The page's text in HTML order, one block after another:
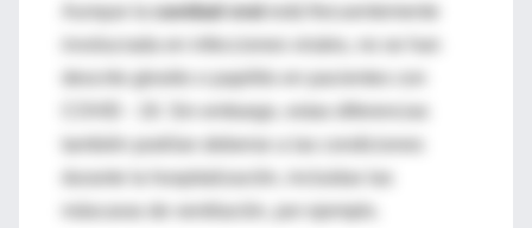
Aunque la cavidad oral
descrito glositis o papilitis en pacientes con
COVID ‐ 19. Sin embargo, estas diferencias